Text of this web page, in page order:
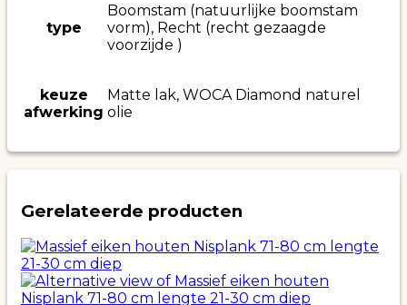
type
Boomstam (natuurlijke boomstam
vorm), Recht (recht gezaagde
voorzijde )
keuze
afwerking
Matte lak, WOCA Diamond naturel
olie
Gerelateerde producten